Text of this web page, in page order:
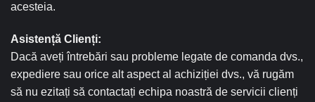
acesteia.
Asistență Clienți:
Dacă aveți întrebări sau probleme legate de comanda dvs.,
expediere sau orice alt aspect al achiziției dvs., vă rugăm
să nu ezitați să contactați echipa noastră de servicii clienți